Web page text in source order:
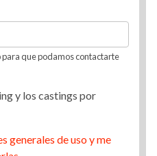
que podamos contactarte
y los castings por
generales de uso y me